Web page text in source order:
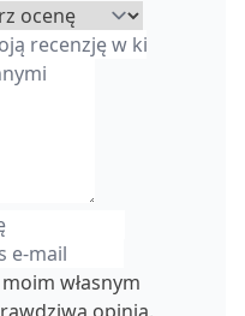
własnym
opinią.